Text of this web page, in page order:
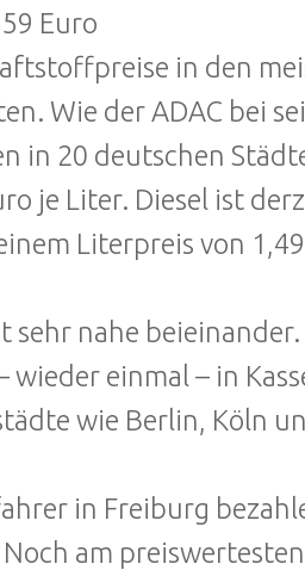
Euro
in den
Wie der ADAC bei
in 20 deutschen
je Liter. Diesel ist
Literpreis von
nahe beieinander.
einmal – in
wie Berlin, Köln
in Freiburg
am